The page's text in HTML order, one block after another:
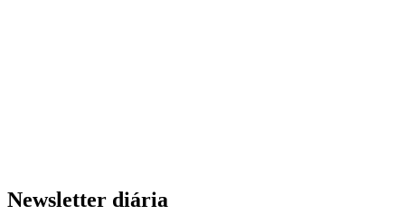
Newsletter diária